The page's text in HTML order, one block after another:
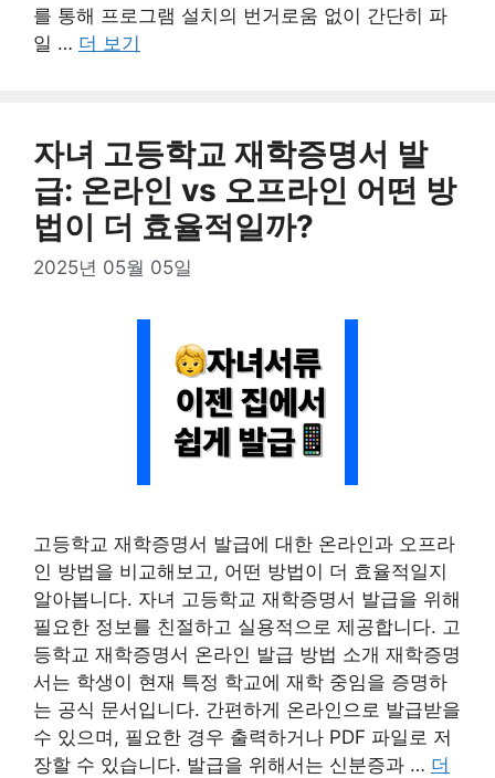
를 통해 프로그램 설치의 번거로움 없이 간단히 파
일 … 더 보기
자녀 고등학교 재학증명서 발
급: 온라인 vs 오프라인 어떤 방
법이 더 효율적일까?
2025년 05월 05일
고등학교 재학증명서 발급에 대한 온라인과 오프라
인 방법을 비교해보고, 어떤 방법이 더 효율적일지
알아봅니다. 자녀 고등학교 재학증명서 발급을 위해
필요한 정보를 친절하고 실용적으로 제공합니다. 고
등학교 재학증명서 온라인 발급 방법 소개 재학증명
서는 학생이 현재 특정 학교에 재학 중임을 증명하
는 공식 문서입니다. 간편하게 온라인으로 발급받을
수 있으며, 필요한 경우 출력하거나 PDF 파일로 저
장할 수 있습니다. 발급을 위해서는 신분증과 … 더